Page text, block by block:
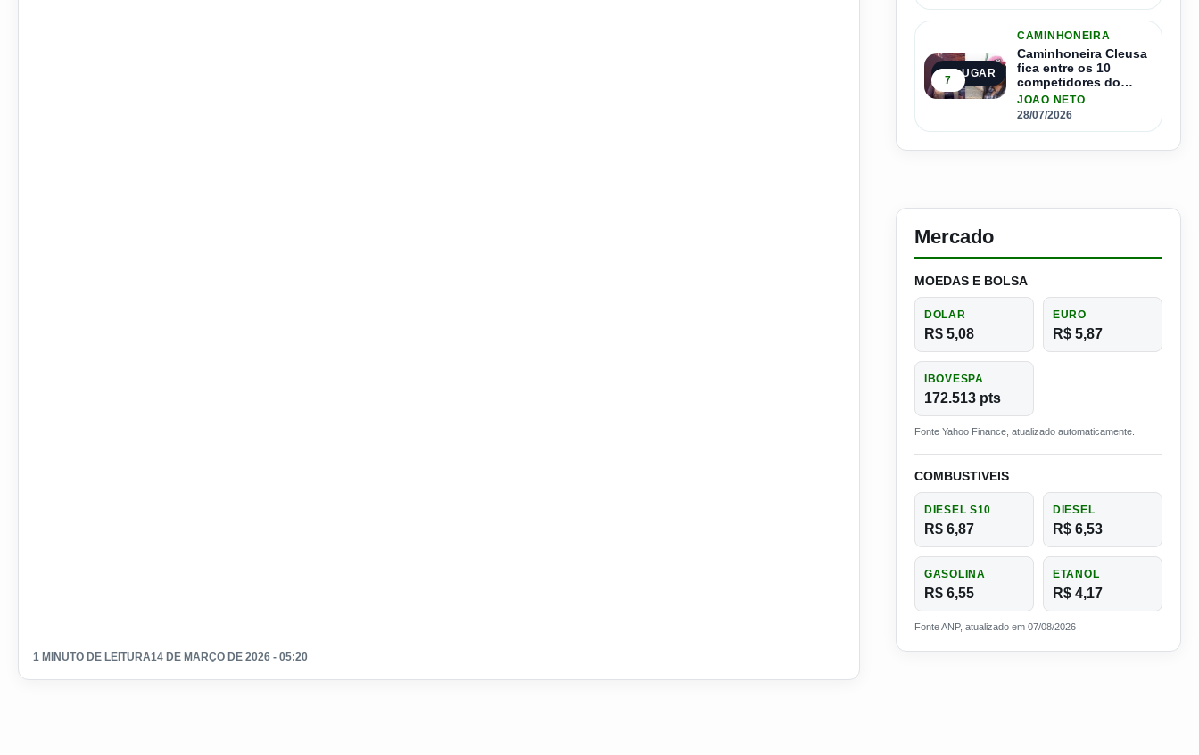
1 MINUTO DE LEITURA14 DE MARÇO DE 2026 - 05:20
5º LUGAR
7
CAMINHONEIRA
Caminhoneira Cleusa
fica entre os 10
competidores do
Master Driver Brasil
JOÃO NETO
28/07/2026
Mercado
MOEDAS E BOLSA
DOLAR
R$ 5,08
EURO
R$ 5,87
IBOVESPA
172.513 pts
Fonte Yahoo Finance, atualizado automaticamente.
COMBUSTIVEIS
DIESEL S10
R$ 6,87
DIESEL
R$ 6,53
GASOLINA
R$ 6,55
ETANOL
R$ 4,17
Fonte ANP, atualizado em 07/08/2026